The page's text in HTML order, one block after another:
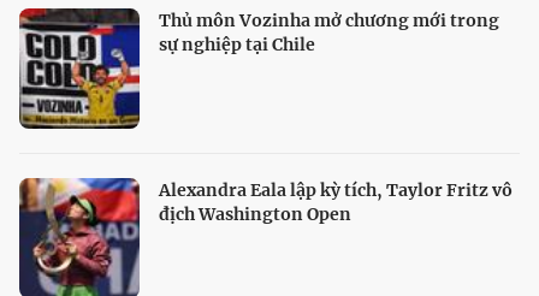
Thủ môn Vozinha mở chương mới trong
sự nghiệp tại Chile
Alexandra Eala lập kỳ tích, Taylor Fritz vô
địch Washington Open